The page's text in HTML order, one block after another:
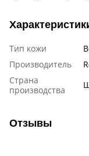
Тип кожи
Производитель
Страна
производства
Отзывы